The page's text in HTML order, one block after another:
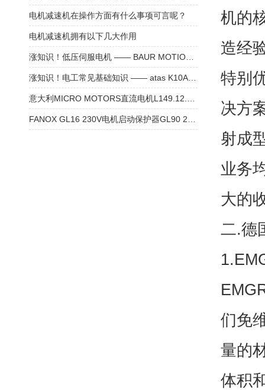
机的
造经
特别
决方
射成
业务
大的
二.德
们免
量的
体积
电机减速机在操作方面有什么事项可言呢？
电机减速机拥有以下几大作用